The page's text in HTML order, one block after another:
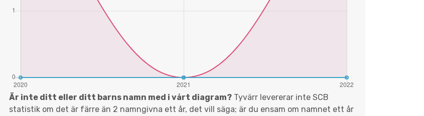
Är inte ditt eller ditt barns namn med i vårt diagram?Tyvärr levererar inte SCB
statistik om det är färre än 2 namngivna ett år, det vill säga; är du ensam om namnet ett år